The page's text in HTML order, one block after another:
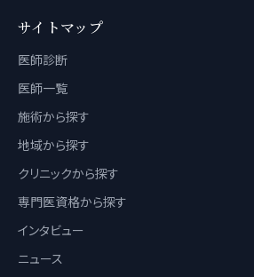
サイトマップ
医師診断
医師一覧
施術から探す
地域から探す
クリニックから探す
専門医資格から探す
インタビュー
ニュース